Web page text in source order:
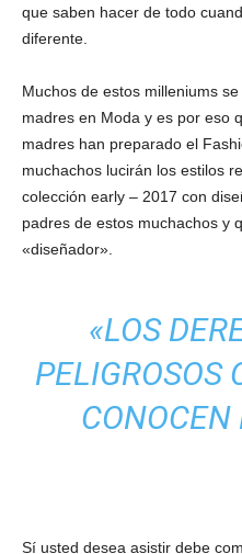
que saben hacer de todo
diferente.
Muchos de estos milleniums
madres en Moda y es por eso
madres han preparado el
muchachos lucirán los estilos
colección early – 2017 con
padres de estos muchachos y
«diseñador».
«LOS
PELIGROSOS
CONOCEN
Sí usted desea asistir debe